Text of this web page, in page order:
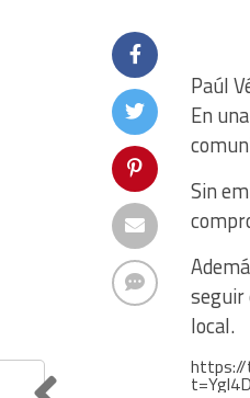
Paúl
En
Sin
seguir
local.